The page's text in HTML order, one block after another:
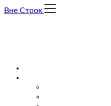
Skip
Вне Строк